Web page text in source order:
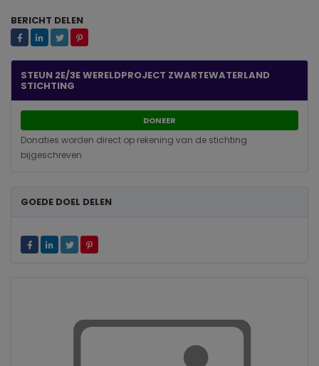
BERICHT DELEN
STEUN 2E/3E WERELDPROJECT ZWARTEWATERLAND
STICHTING
DONEER
Donaties worden direct op rekening van de stichting
bijgeschreven
GOEDE DOEL DELEN